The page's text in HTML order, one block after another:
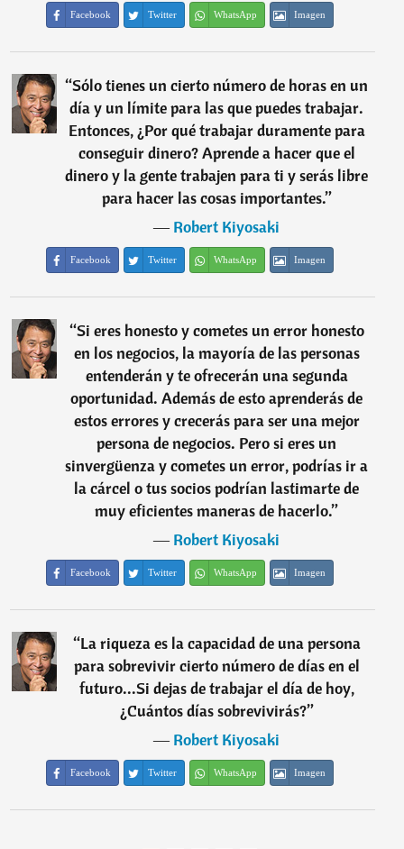
Facebook Twitter WhatsApp Imagen
“Sólo tienes un cierto número de horas en un
día y un límite para las que puedes trabajar.
Entonces, ¿Por qué trabajar duramente para
conseguir dinero? Aprende a hacer que el
dinero y la gente trabajen para ti y serás libre
para hacer las cosas importantes.”
―Robert Kiyosaki
Facebook Twitter WhatsApp Imagen
“Si eres honesto y cometes un error honesto
en los negocios, la mayoría de las personas
entenderán y te ofrecerán una segunda
oportunidad. Además de esto aprenderás de
estos errores y crecerás para ser una mejor
persona de negocios. Pero si eres un
sinvergüenza y cometes un error, podrías ir a
la cárcel o tus socios podrían lastimarte de
muy eficientes maneras de hacerlo.”
―Robert Kiyosaki
Facebook Twitter WhatsApp Imagen
“La riqueza es la capacidad de una persona
para sobrevivir cierto número de días en el
futuro...Si dejas de trabajar el día de hoy,
¿Cuántos días sobrevivirás?”
―Robert Kiyosaki
Facebook Twitter WhatsApp Imagen